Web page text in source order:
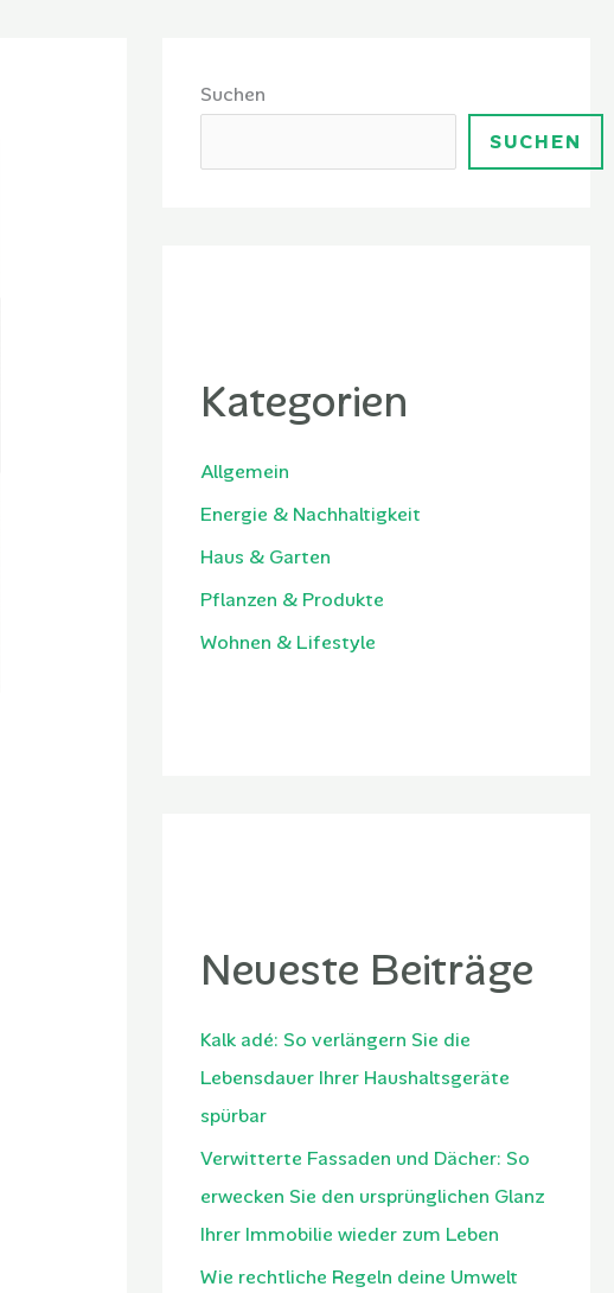
Suchen
SUCHEN
Kategorien
Allgemein
Energie & Nachhaltigkeit
Haus & Garten
Pflanzen & Produkte
Wohnen & Lifestyle
Neueste Beiträge
Kalk adé: So verlängern Sie die
Lebensdauer Ihrer Haushaltsgeräte
spürbar
Verwitterte Fassaden und Dächer: So
erwecken Sie den ursprünglichen Glanz
Ihrer Immobilie wieder zum Leben
Wie rechtliche Regeln deine Umwelt